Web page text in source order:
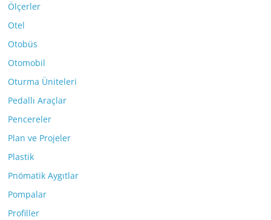
Ölçerler
Otel
Otobüs
Otomobil
Oturma Üniteleri
Pedallı Araçlar
Pencereler
Plan ve Projeler
Plastik
Pnömatik Aygıtlar
Pompalar
Profiller